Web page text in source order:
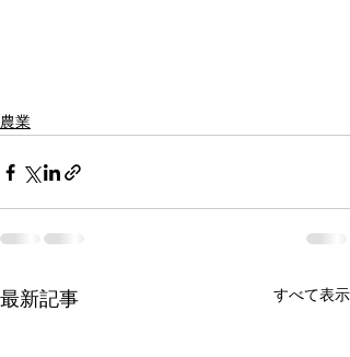
農業
最新記事 すべて表示